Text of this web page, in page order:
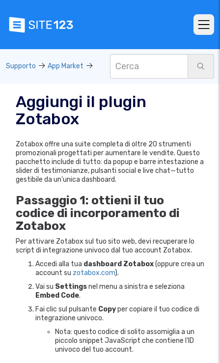
Supporto App Market
Aggiungi il plugin
Zotabox
Zotabox offre una suite completa di oltre 20 strumenti
promozionali progettati per aumentare le vendite. Questo
pacchetto include di tutto: da popup e barre intestazione a
slider di testimonianze, pulsanti social e live chat—tutto
gestibile da un’unica dashboard.
Passaggio 1: ottieni il tuo
codice di incorporamento di
Zotabox
Per attivare Zotabox sul tuo sito web, devi recuperare lo
script di integrazione univoco dal tuo account Zotabox.
Accedi alla tua dashboard Zotabox(oppure crea un
account su zotabox.com).
Vai su Settingsnel menu a sinistra e seleziona
Embed Code.
Fai clic sul pulsante Copyper copiare il tuo codice di
integrazione univoco.
Nota: questo codice di solito assomiglia a un
piccolo snippet JavaScript che contiene l’ID
univoco del tuo account.